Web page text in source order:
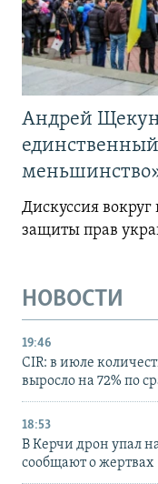
Андрей
Дискуссия
защиты прав
НОВОСТИ
19:46
CIR: в июле
выросло на 72% по
18:53
В Керчи дрон упал
сообщают о жертвах